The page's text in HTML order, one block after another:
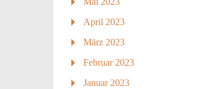
April 2023
März 2023
Februar 2023
Januar 2023